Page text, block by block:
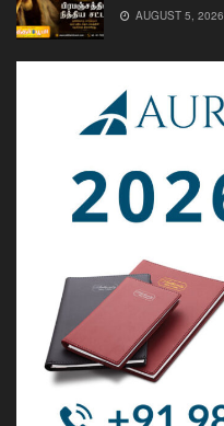
AUGUST 5, 2026